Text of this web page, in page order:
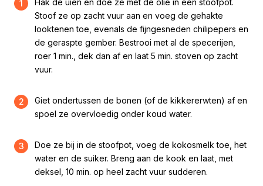
1
Hak de uien en doe ze met de olie in een stoofpot.
Stoof ze op zacht vuur aan en voeg de gehakte
looktenen toe, evenals de fijngesneden chilipepers en
de geraspte gember. Bestrooi met al de specerijen,
roer 1 min., dek dan af en laat 5 min. stoven op zacht
vuur.
2
Giet ondertussen de bonen (of de kikkererwten) af en
spoel ze overvloedig onder koud water.
3
Doe ze bij in de stoofpot, voeg de kokosmelk toe, het
water en de suiker. Breng aan de kook en laat, met
deksel, 10 min. op heel zacht vuur sudderen.